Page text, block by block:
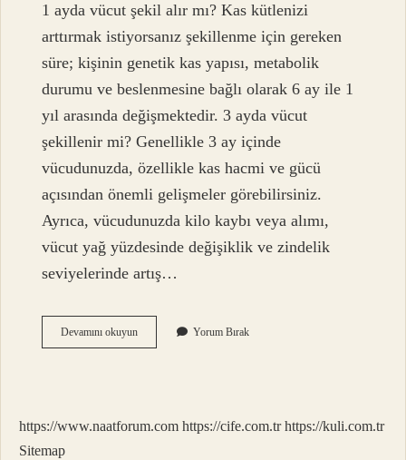
1 ayda vücut şekil alır mı? Kas kütlenizi
arttırmak istiyorsanız şekillenme için gereken
süre; kişinin genetik kas yapısı, metabolik
durumu ve beslenmesine bağlı olarak 6 ay ile 1
yıl arasında değişmektedir. 3 ayda vücut
şekillenir mi? Genellikle 3 ay içinde
vücudunuzda, özellikle kas hacmi ve gücü
açısından önemli gelişmeler görebilirsiniz.
Ayrıca, vücudunuzda kilo kaybı veya alımı,
vücut yağ yüzdesinde değişiklik ve zindelik
seviyelerinde artış…
Devamını okuyunSporda
Vücut
Yorum Bırak
https://www.naatforum.com https://cife.com.tr https://kuli.com.tr
Sitemap